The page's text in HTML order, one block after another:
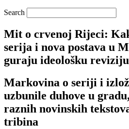
Search
Mit o crvenoj Rijeci:
serija i nova postava u
guraju ideološku
Markovina o seriji i
uzbunile duhove u
raznih novinskih
tribina